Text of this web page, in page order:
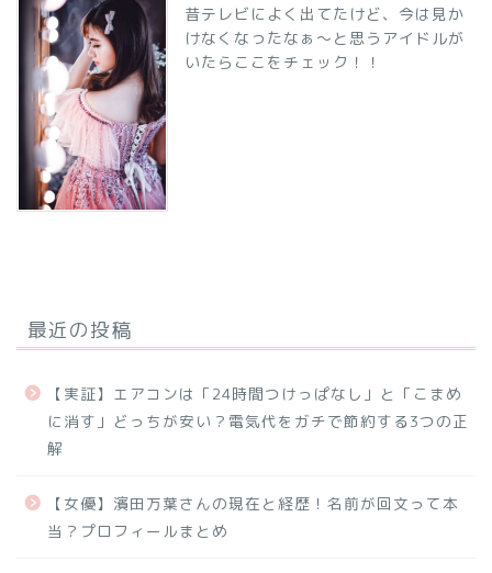
昔テレビによく出てたけど、今は見か
けなくなったなぁ～と思うアイドルが
いたらここをチェック！！
最近の投稿
【実証】エアコンは「24時間つけっぱなし」と「こまめ
に消す」どっちが安い？電気代をガチで節約する3つの正
解
【女優】濱田万葉さんの現在と経歴！名前が回文って本
当？プロフィールまとめ